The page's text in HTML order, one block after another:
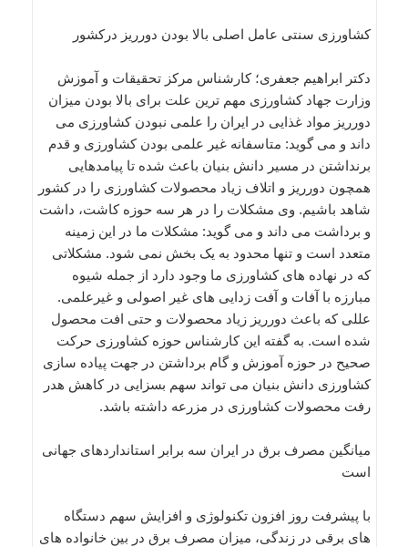
کشاورزی سنتی عامل اصلی بالا بودن دورریز درکشور
دکتر ابراهیم جعفری؛ کارشناس مرکز تحقیقات و آموزش
وزارت جهاد کشاورزی مهم ترین علت برای بالا بودن میزان
دورریز مواد غذایی در ایران را علمی نبودن کشاورزی می
داند و می گوید: متاسفانه غیر علمی بودن کشاورزی و قدم
برنداشتن در مسیر دانش بنیان باعث شده تا پیامدهایی
همچون دورریز و اتلاف زیاد محصولات کشاورزی را در کشور
شاهد باشیم. وی مشکلات را در هر سه حوزه کاشت، داشت
و برداشت می داند و می گوید: مشکلات ما در این زمینه
متعدد است و تنها محدود به یک بخش نمی شود. مشکلاتی
که در نهاده های کشاورزی ما وجود دارد از جمله شیوه
مبارزه با آفات و آفت زدایی های غیر اصولی و غیرعلمی.
عللی که باعث دورریز زیاد محصولات و حتی افت محصول
شده است. به گفته این کارشناس حوزه کشاورزی حرکت
صحیح در حوزه آموزش و گام برداشتن در جهت پیاده سازی
کشاورزی دانش بنیان می تواند سهم بسزایی در کاهش هدر
رفت محصولات کشاورزی در مزرعه داشته باشد.
میانگین مصرف برق در ایران سه برابر استانداردهای جهانی
است
با پیشرفت روز افزون تکنولوژی و افزایش سهم دستگاه
های برقی در زندگی، میزان مصرف برق در بین خانواده های